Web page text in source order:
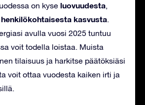
on kyse luovuudesta,
henkilökohtaisesta kasvusta.
avulla vuosi 2025 tuntuu
voit todella loistaa. Muista
tilaisuus ja harkitse päätöksiäsi
voit ottaa vuodesta kaiken irti ja